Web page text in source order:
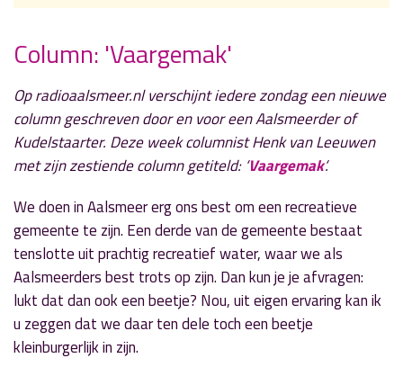
« Vorig nieuwsbericht
Schipholbesluit
17 mei 2026
» Volgend nieuwsbericht
Kampong
18 mei 2026
Column: 'Vaargemak'
Op radioaalsmeer.nl verschijnt iedere zondag een nieuwe
column geschreven door en voor een Aalsmeerder of
Kudelstaarter. Deze week columnist Henk van Leeuwen
met zijn zestiende column getiteld: ‘Vaargemak‘.
We doen inAalsmeererg ons best om een recreatieve
gemeente te zijn. Een derde van de gemeente bestaat
tenslotte uit prachtig recreatief water, waar we als
Aalsmeerders best trots op zijn. Dan kun je je afvragen:
lukt dat dan ook een beetje? Nou, uit eigen ervaring kan ik
u zeggen dat we daar ten dele toch een beetje
kleinburgerlijk in zijn.